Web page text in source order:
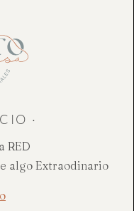
·
RED
algo Extraodinario